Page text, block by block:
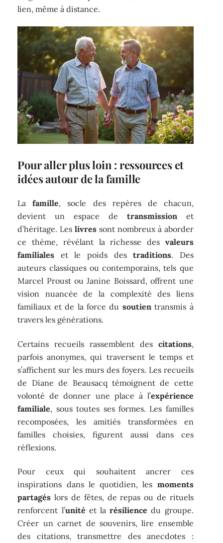
lien, même à distance.
Pour aller plus loin : ressources et
idées autour de la famille
Lafamille, socle des repères de chacun,
devient un espace de transmissionet
d’héritage. Leslivres sont nombreux à aborder
ce thème, révélant la richesse des valeurs
familiales et le poids destraditions. Des
auteurs classiques ou contemporains, tels que
Marcel Proust ou Janine Boissard, offrent une
vision nuancée de la complexité des liens
familiaux et de la force du soutientransmis à
travers les générations.
Certains recueils rassemblent des citations,
parfois anonymes, qui traversent le temps et
s’affichent sur les murs des foyers. Les recueils
de Diane de Beausacq témoignent de cette
volonté de donner une place à l’expérience
familiale, sous toutes ses formes. Les familles
recomposées, les amitiés transformées en
familles choisies, figurent aussi dans ces
réflexions.
Pour ceux qui souhaitent ancrer ces
inspirations dans le quotidien, les moments
partagés lors de fêtes, de repas ou de rituels
renforcent l’unité et larésilience du groupe.
Créer un carnet de souvenirs, lire ensemble
des citations, transmettre des anecdotes :